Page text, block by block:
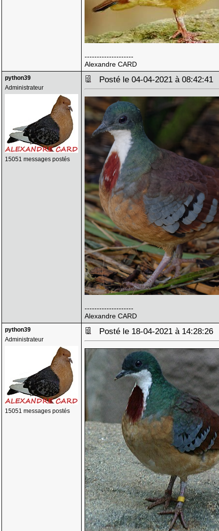
--------------------
Alexandre CARD
python39
Administrateur
15051 messages postés
Posté le 04-04-2021 à
--------------------
Alexandre CARD
python39
Administrateur
15051 messages postés
Posté le 18-04-2021 à